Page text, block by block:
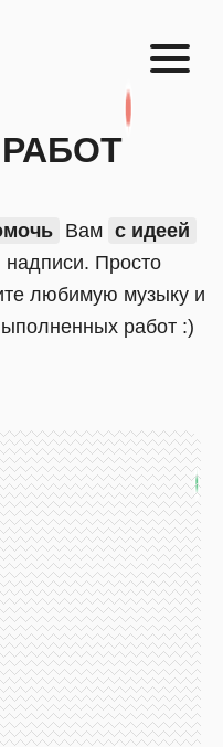
Вам с идеей
Просто
любимую музыку и
работ :)